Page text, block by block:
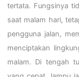
tertata. Fungsinya
saat malam hari,
pengguna jalan,
menciptakan
malam. Di tengah